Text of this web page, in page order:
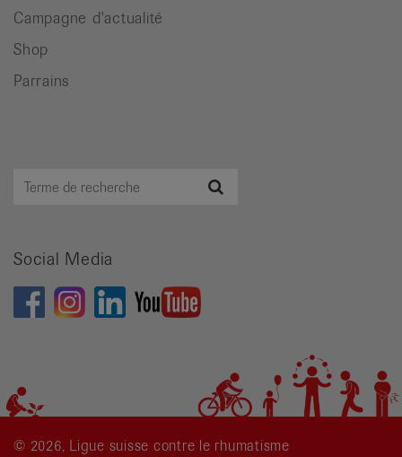
Campagne d'actualité
Shop
Parrains
Terme
Social Media
© 2026, Ligue suisse contre le rhumatisme